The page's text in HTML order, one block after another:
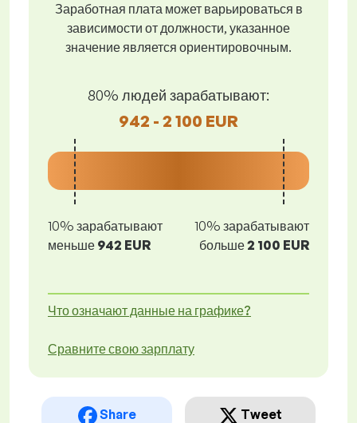
Заработная плата может варьироваться в
зависимости от должности, указанное
значение является ориентировочным.
80% людей зарабатывают:
942 - 2 100 EUR
10% зарабатывают
меньше 942 EUR
10% зарабатывают
больше2 100 EUR
Что означают данные на графике?
Сравните свою зарплату
Share Tweet